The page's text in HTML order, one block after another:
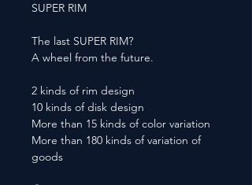
SUPER RIM
The last SUPER RIM?
A wheel from the future.
2 kinds of rim design
10 kinds of disk design
More than 15 kinds of color variation
More than 180 kinds of variation of
goods